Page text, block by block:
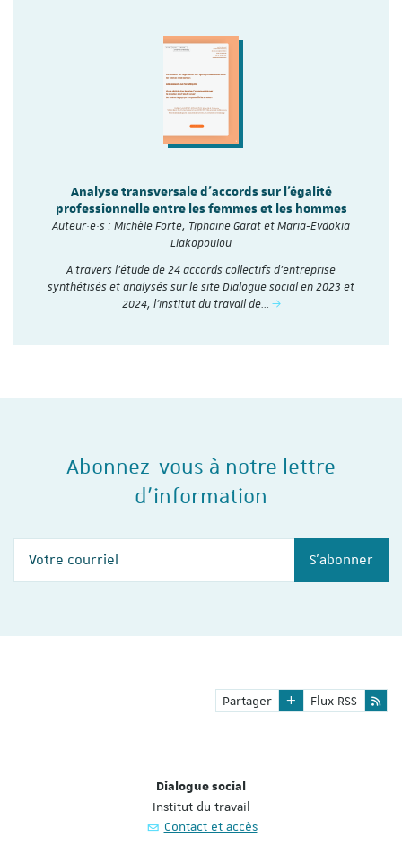
Analyse transversale d'accords sur l'égalité
professionnelle entre les femmes et les hommes
Auteur·e·s : Michèle Forte, Tiphaine Garat et Maria-Evdokia
Liakopoulou
A travers l’étude de 24 accords collectifs d’entreprise
synthétisés et analysés sur le site Dialogue social en 2023 et
2024, l'Institut du travail de…
Abonnez-vous à notre lettre
d'information
S'abonner
Partager Flux RSS
Dialogue social
Institut du travail
Contact et accès